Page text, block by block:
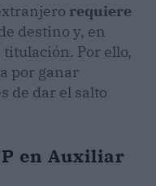
requiere
destino y, en
titulación. Por ello,
por ganar
de dar el salto
en Auxiliar